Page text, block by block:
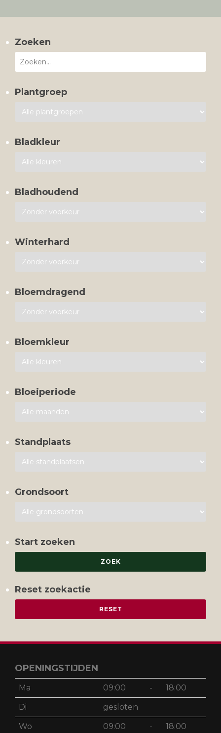
Zoeken
Plantgroep
Bladkleur
Bladhoudend
Winterhard
Bloemdragend
Bloemkleur
Bloeiperiode
Standplaats
Grondsoort
Start zoeken
Reset zoekactie
OPENINGSTIJDEN
Ma 09:00 - 18:00
Di gesloten
Wo 09:00 - 18:00